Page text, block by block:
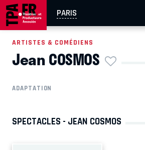
PARIS
AIX-MARSEILLE
EN TOURNÉE
ARTISTES & COMÉDIENS
Jean COSMOS
ADAPTATION
SPECTACLES - JEAN COSMOS